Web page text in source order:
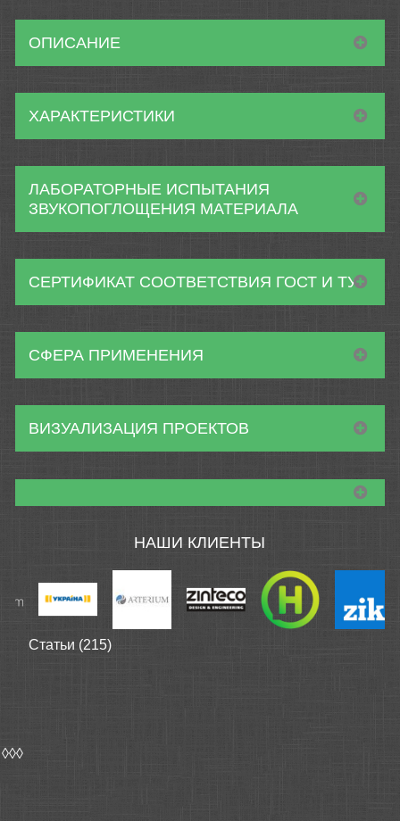
ОПИСАНИЕ
ХАРАКТЕРИСТИКИ
ЛАБОРАТОРНЫЕ ИСПЫТАНИЯ
ЗВУКОПОГЛОЩЕНИЯ МАТЕРИАЛА
СЕРТИФИКАТ СООТВЕТСТВИЯ ГОСТ И ТУ
СФЕРА ПРИМЕНЕНИЯ
ВИЗУАЛИЗАЦИЯ ПРОЕКТОВ
НАШИ КЛИЕНТЫ
Статьи (215)
◊◊◊